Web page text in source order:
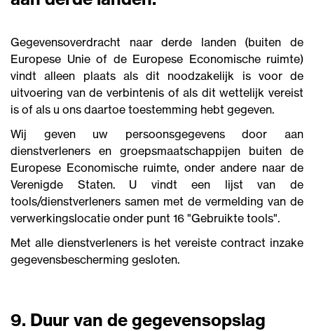
Gegevensoverdracht naar derde landen (buiten de
Europese Unie of de Europese Economische ruimte)
vindt alleen plaats als dit noodzakelijk is voor de
uitvoering van de verbintenis of als dit wettelijk vereist
is of als u ons daartoe toestemming hebt gegeven.
Wij geven uw persoonsgegevens door aan
dienstverleners en groepsmaatschappijen buiten de
Europese Economische ruimte, onder andere naar de
Verenigde Staten. U vindt een lijst van de
tools/dienstverleners samen met de vermelding van de
verwerkingslocatie onder punt 16 "Gebruikte tools".
Met alle dienstverleners is het vereiste contract inzake
gegevensbescherming gesloten.
9. Duur van de gegevensopslag